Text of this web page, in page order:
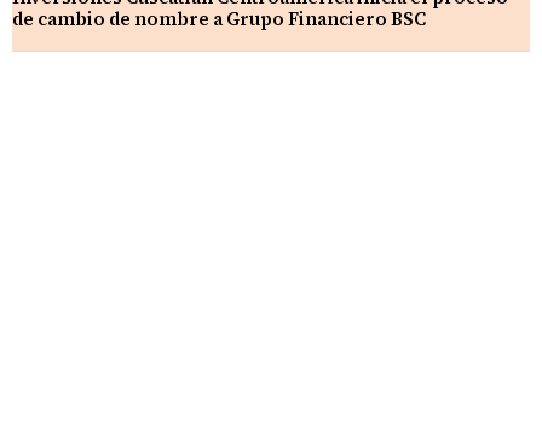
de cambio de nombre a Grupo Financiero BSC